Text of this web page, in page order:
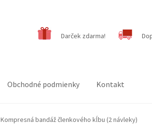
Darček zdarma!
Obchodné podmienky Kontakt
Kompresná bandáž členkového kĺbu (2 návleky)